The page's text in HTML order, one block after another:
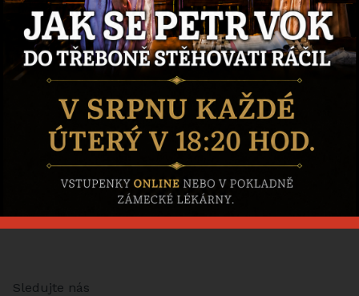
Výstava
Leonardo
Zlatem
protkáno
shop
Sledujte nás